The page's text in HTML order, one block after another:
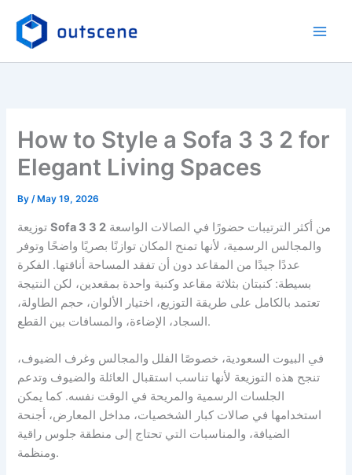
content
How to Style a Sofa 3 3 2 for
Elegant Living Spaces
By/ May 19, 2026
توزيعةSofa 3 3 2
والمجالس الرسمية، لأنها تمنح المكان توازنًا بصريًا واضحًا وتوفر
عددًا جيدًا من المقاعد دون أن تفقد المساحة أناقتها. الفكرة
بسيطة: كنبتان بثلاثة مقاعد وكنبة واحدة بمقعدين، لكن النتيجة
تعتمد بالكامل على طريقة التوزيع، اختيار الألوان، حجم الطاولة،
السجاد، الإضاءة، والمسافات بين القطع.
في البيوت السعودية، خصوصًا الفلل والمجالس وغرف الضيوف،
تنجح هذه التوزيعة لأنها تناسب استقبال العائلة والضيوف وتدعم
الجلسات الرسمية والمريحة في الوقت نفسه. كما يمكن
استخدامها في صالات كبار الشخصيات، مداخل المعارض، أجنحة
الضيافة، والمناسبات التي تحتاج إلى منطقة جلوس راقية
ومنظمة.